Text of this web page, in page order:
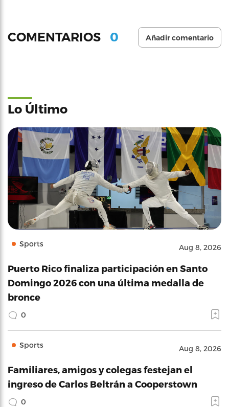
COMENTARIOS 0 Añadir comentario
Lo Último
Sports Aug 8, 2026
Puerto Rico finaliza participación en Santo
Domingo 2026 con una última medalla de
bronce
0
Sports Aug 8, 2026
Familiares, amigos y colegas festejan el
ingreso de Carlos Beltrán a Cooperstown
0